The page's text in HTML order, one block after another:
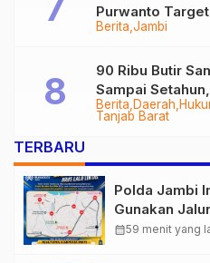
Berita Jambi
Purwanto
Tungkal-Jambi
Berita Daerah
Tanjab Barat
90 Ribu Butir
Sampai
Audit
TERBARU
Polda Jambi
Gunakan
Pelaksanaan
calendar_month59 menit yang